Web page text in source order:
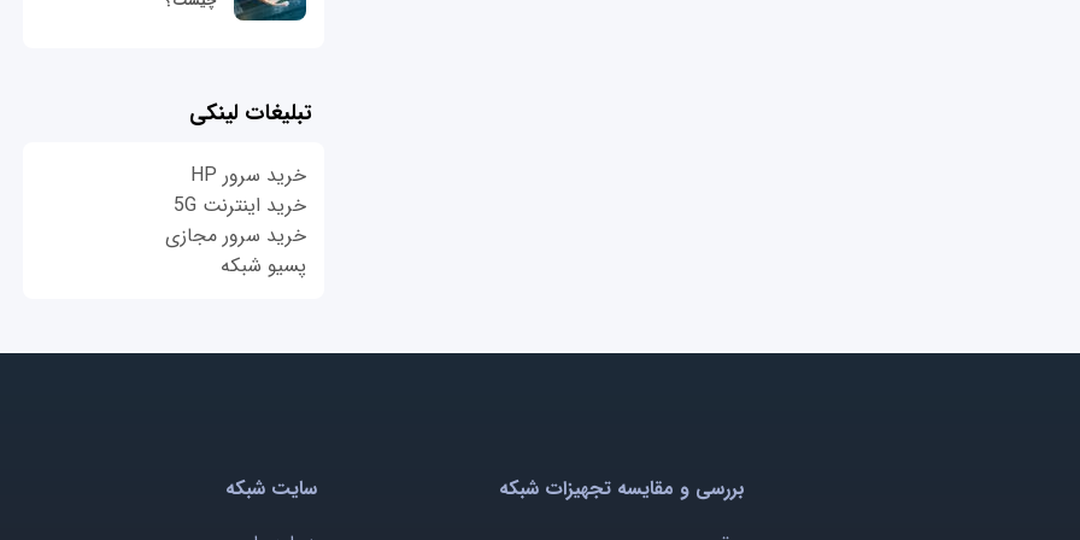
تبلیغات لینکی
خرید سرور HP
خرید اینترنت 5G
خرید سرور مجازی
پسیو شبکه
بررسی و مقایسه تجهیزات شبکه
سایت شبکه